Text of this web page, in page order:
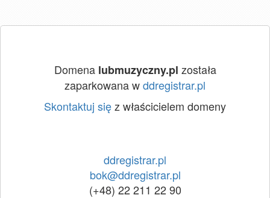
Domena lubmuzyczny.pl została
zaparkowana wddregistrar.pl
Skontaktuj sięz właścicielem domeny
ddregistrar.pl
bok@ddregistrar.pl
(+48) 22 211 22 90